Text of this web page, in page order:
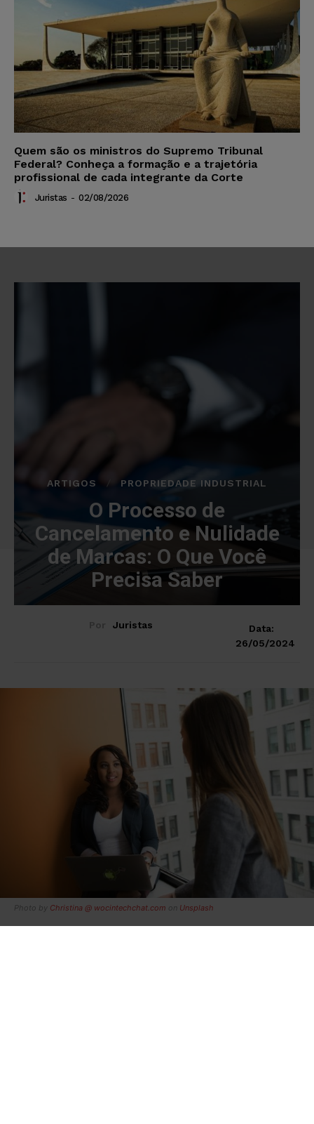
Quem são os ministros do Supremo Tribunal
Federal? Conheça a formação e a trajetória
profissional de cada integrante da Corte
Juristas - 02/08/2026